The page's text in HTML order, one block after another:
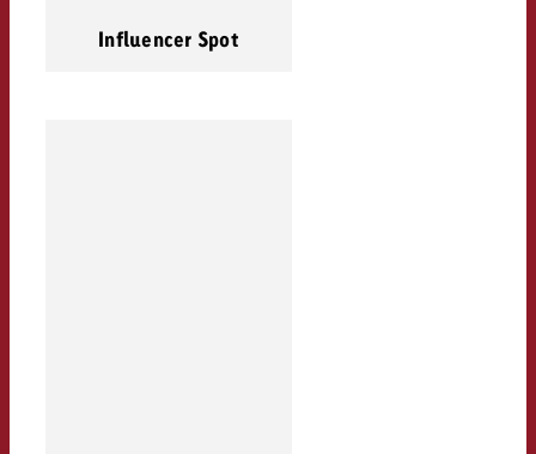
Influencer Spot